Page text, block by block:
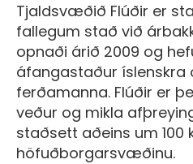
Tjaldsvæðið Flúðir er
fallegum stað við
opnaði árið 2009 og
áfangastaður íslenskra
ferðamanna. Flúðir er
veður og mikla
staðsett aðeins um 100
höfuðborgarsvæðinu.